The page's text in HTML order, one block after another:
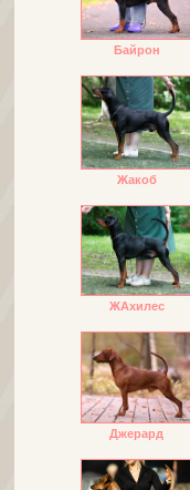
Байрон
Жакоб
ЖАхилес
Джерард